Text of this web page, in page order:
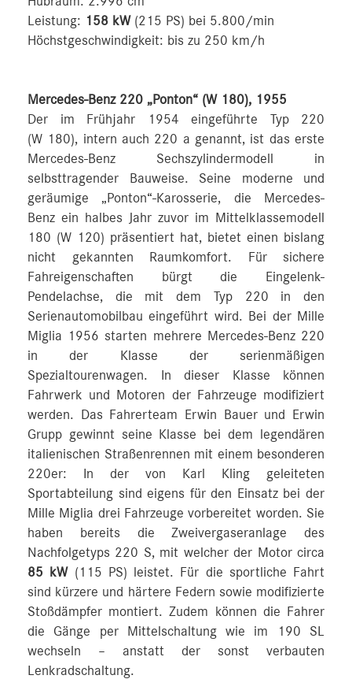
Leistung: 158 kW(215 PS) bei 5.800/min
Höchstgeschwindigkeit: bis zu 250 km/h
Mercedes-Benz 220 „Ponton“ (W 180), 1955
Der im Frühjahr 1954 eingeführte Typ 220
(W 180), intern auch 220 a genannt, ist das erste
Mercedes-Benz Sechszylindermodell in
selbsttragender Bauweise. Seine moderne und
geräumige „Ponton“-Karosserie, die Mercedes-
Benz ein halbes Jahr zuvor im Mittelklassemodell
180 (W 120) präsentiert hat, bietet einen bislang
nicht gekannten Raumkomfort. Für sichere
Fahreigenschaften bürgt die Eingelenk-
Pendelachse, die mit dem Typ 220 in den
Serienautomobilbau eingeführt wird. Bei der Mille
Miglia 1956 starten mehrere Mercedes-Benz 220
in der Klasse der serienmäßigen
Spezialtourenwagen. In dieser Klasse können
Fahrwerk und Motoren der Fahrzeuge modifiziert
werden. Das Fahrerteam Erwin Bauer und Erwin
Grupp gewinnt seine Klasse bei dem legendären
italienischen Straßenrennen mit einem besonderen
220er: In der von Karl Kling geleiteten
Sportabteilung sind eigens für den Einsatz bei der
Mille Miglia drei Fahrzeuge vorbereitet worden. Sie
haben bereits die Zweivergaseranlage des
Nachfolgetyps 220 S, mit welcher der Motor circa
85 kW(115 PS) leistet. Für die sportliche Fahrt
sind kürzere und härtere Federn sowie modifizierte
Stoßdämpfer montiert. Zudem können die Fahrer
die Gänge per Mittelschaltung wie im 190 SL
wechseln – anstatt der sonst verbauten
Lenkradschaltung.